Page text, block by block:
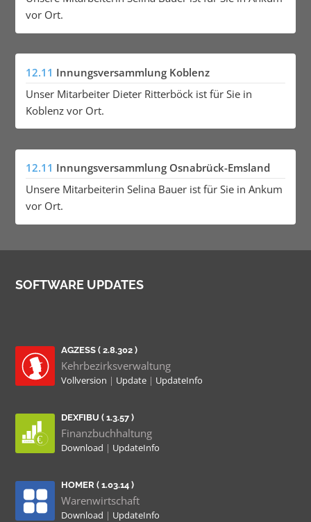
vor Ort.
12.11 Innungsversammlung Koblenz
Unser Mitarbeiter Dieter Ritterböck ist für Sie in
Koblenz vor Ort.
12.11 Innungsversammlung Osnabrück-Emsland
Unsere Mitarbeiterin Selina Bauer ist für Sie in Ankum
vor Ort.
SOFTWARE UPDATES
AGZESS ( 2.8.302 )
Kehrbezirksverwaltung
Vollversion | Update | UpdateInfo
DEXFIBU ( 1.3.57 )
Finanzbuchhaltung
Download | UpdateInfo
HOMER ( 1.03.14 )
Warenwirtschaft
Download | UpdateInfo